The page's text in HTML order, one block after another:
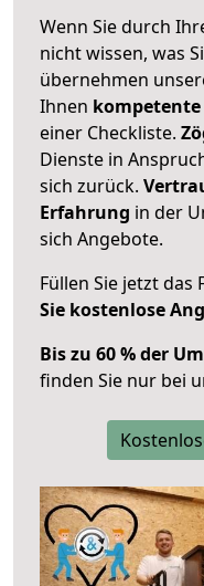
Wenn Sie durch
nicht wissen, was
übernehmen
Ihnen
einer Checkliste.
Dienste in
sich zurück.
Erfahrung in der
sich Angebote.
Füllen Sie jetzt das
Sie kostenlose
Bis zu 60 % der
finden Sie nur bei